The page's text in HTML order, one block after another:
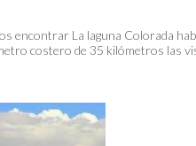
encontrar La laguna Colorada
costero de 35 kilómetros las